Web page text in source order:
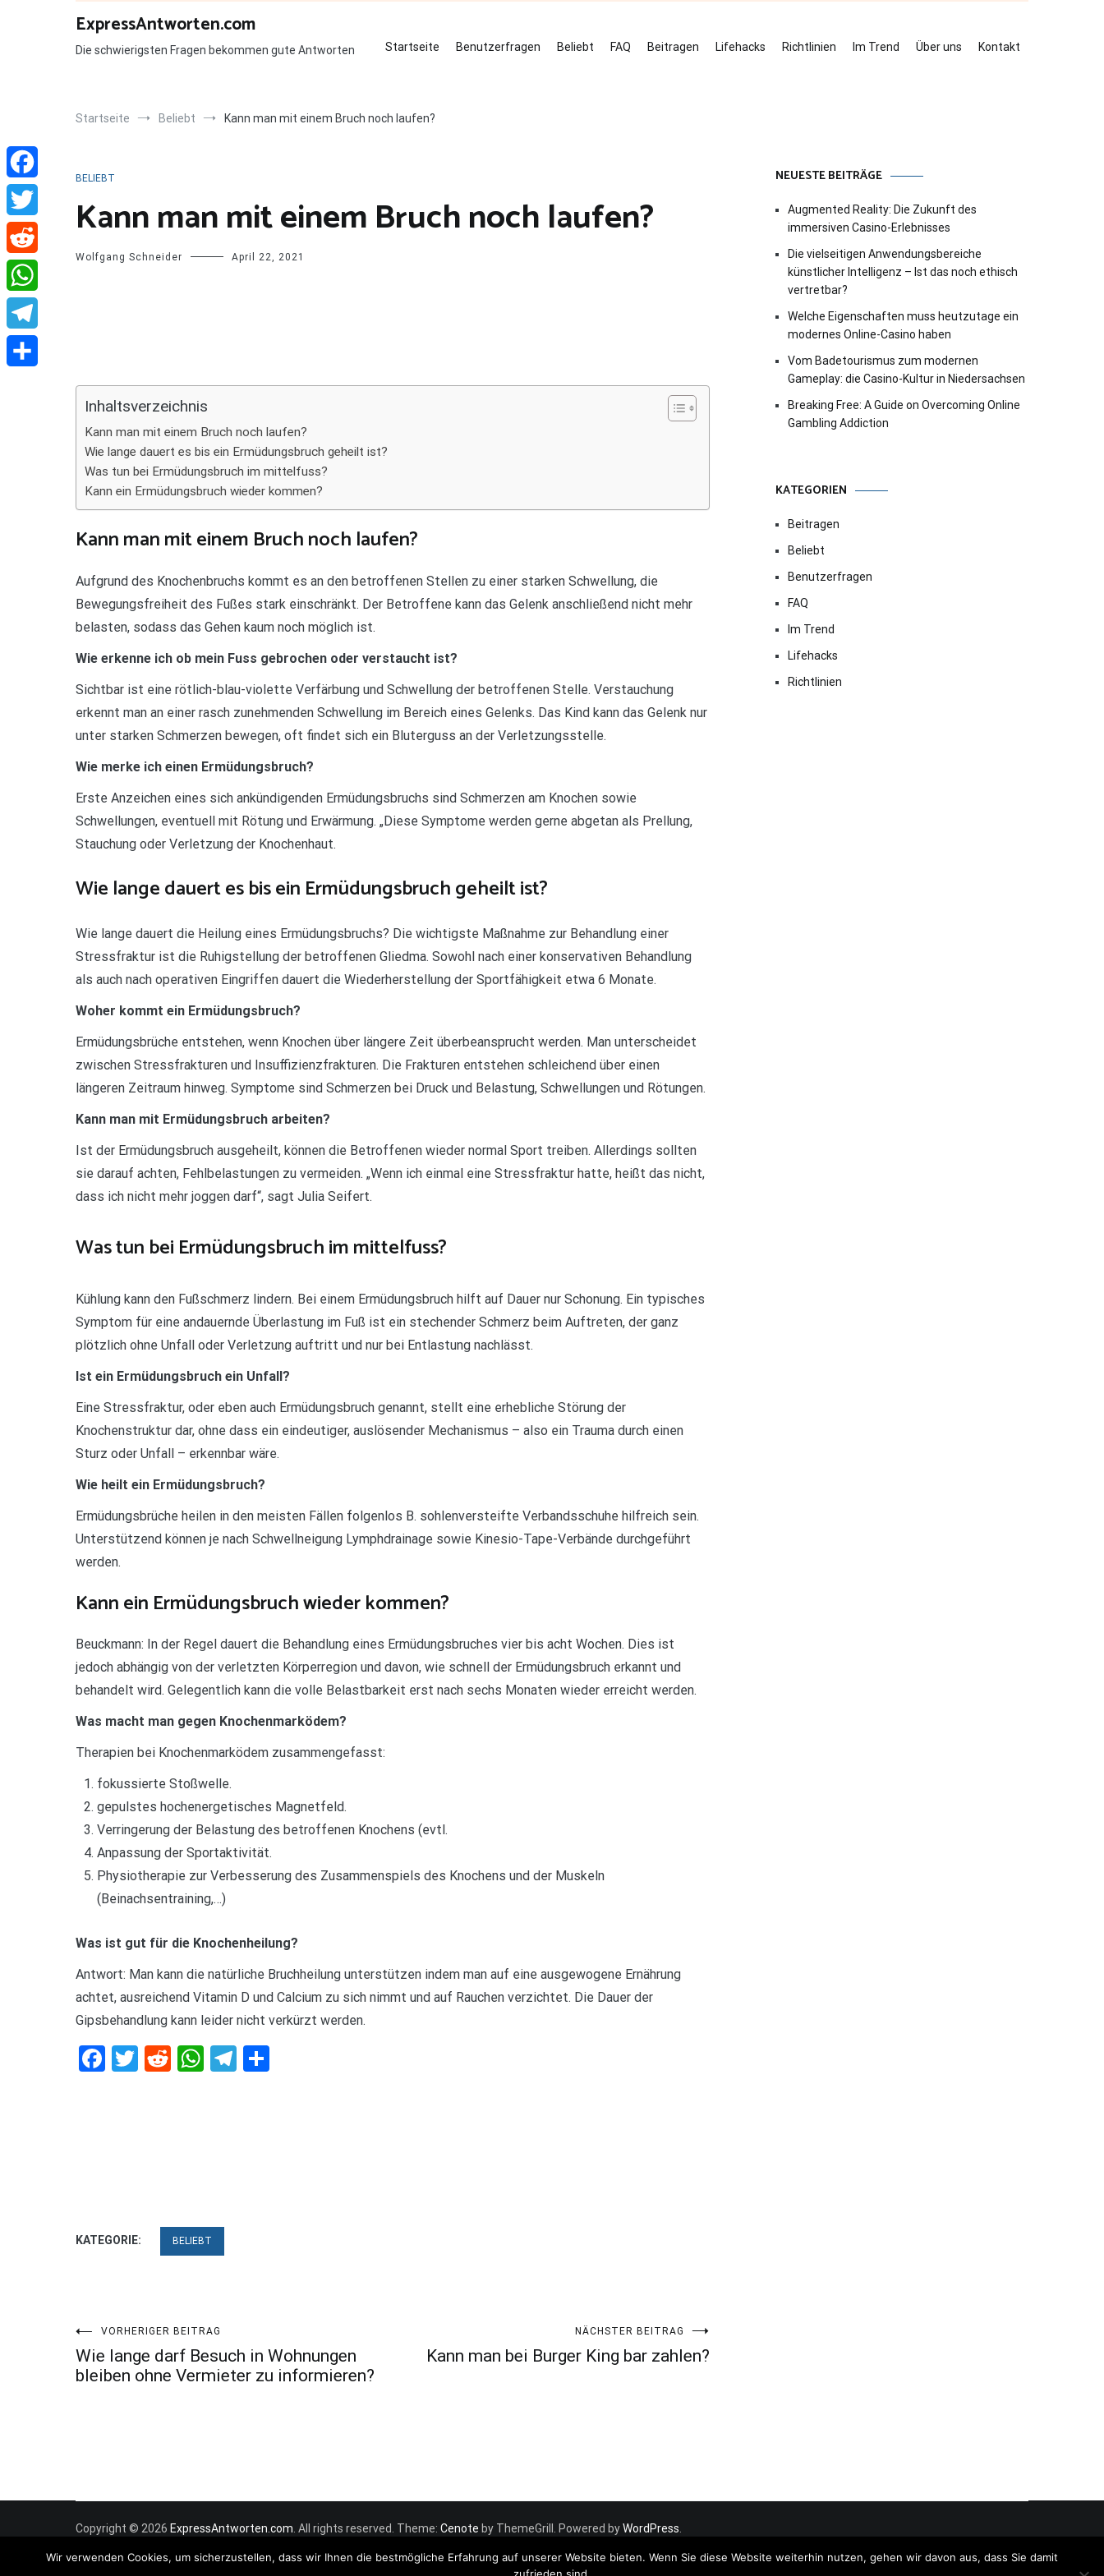
ExpressAntworten.com
Die schwierigsten Fragen bekommen gute Antworten Startseite Benutzerfragen Beliebt FAQ Beitragen Lifehacks Richtlinien Im Trend Über uns Kontakt
Startseite Beliebt Kann man mit einem Bruch noch laufen?
BELIEBT
Kann man mit einem Bruch noch laufen?
Wolfgang Schneider April 22, 2021
Inhaltsverzeichnis
Kann man mit einem Bruch noch laufen?
Wie lange dauert es bis ein Ermüdungsbruch geheilt ist?
Was tun bei Ermüdungsbruch im mittelfuss?
Kann ein Ermüdungsbruch wieder kommen?
Kann man mit einem Bruch noch laufen?
Aufgrund des Knochenbruchs kommt es an den betroffenen Stellen zu einer starken Schwellung, die
Bewegungsfreiheit des Fußes stark einschränkt. Der Betroffene kann das Gelenk anschließend nicht mehr
belasten, sodass das Gehen kaum noch möglich ist.
Wie erkenne ich ob mein Fuss gebrochen oder verstaucht ist?
Sichtbar ist eine rötlich-blau-violette Verfärbung und Schwellung der betroffenen Stelle. Verstauchung
erkennt man an einer rasch zunehmenden Schwellung im Bereich eines Gelenks. Das Kind kann das Gelenk nur
unter starken Schmerzen bewegen, oft findet sich ein Bluterguss an der Verletzungsstelle.
Wie merke ich einen Ermüdungsbruch?
Erste Anzeichen eines sich ankündigenden Ermüdungsbruchs sind Schmerzen am Knochen sowie
Schwellungen, eventuell mit Rötung und Erwärmung. „Diese Symptome werden gerne abgetan als Prellung,
Stauchung oder Verletzung der Knochenhaut.
Wie lange dauert es bis ein Ermüdungsbruch geheilt ist?
Wie lange dauert die Heilung eines Ermüdungsbruchs? Die wichtigste Maßnahme zur Behandlung einer
Stressfraktur ist die Ruhigstellung der betroffenen Gliedma. Sowohl nach einer konservativen Behandlung
als auch nach operativen Eingriffen dauert die Wiederherstellung der Sportfähigkeit etwa 6 Monate.
Woher kommt ein Ermüdungsbruch?
Ermüdungsbrüche entstehen, wenn Knochen über längere Zeit überbeansprucht werden. Man unterscheidet
zwischen Stressfrakturen und Insuffizienzfrakturen. Die Frakturen entstehen schleichend über einen
längeren Zeitraum hinweg. Symptome sind Schmerzen bei Druck und Belastung, Schwellungen und Rötungen.
Kann man mit Ermüdungsbruch arbeiten?
Ist der Ermüdungsbruch ausgeheilt, können die Betroffenen wieder normal Sport treiben. Allerdings sollten
sie darauf achten, Fehlbelastungen zu vermeiden. „Wenn ich einmal eine Stressfraktur hatte, heißt das nicht,
dass ich nicht mehr joggen darf“, sagt Julia Seifert.
Was tun bei Ermüdungsbruch im mittelfuss?
Kühlung kann den Fußschmerz lindern. Bei einem Ermüdungsbruch hilft auf Dauer nur Schonung. Ein typisches
Symptom für eine andauernde Überlastung im Fuß ist ein stechender Schmerz beim Auftreten, der ganz
plötzlich ohne Unfall oder Verletzung auftritt und nur bei Entlastung nachlässt.
Ist ein Ermüdungsbruch ein Unfall?
Eine Stressfraktur, oder eben auch Ermüdungsbruch genannt, stellt eine erhebliche Störung der
Knochenstruktur dar, ohne dass ein eindeutiger, auslösender Mechanismus – also ein Trauma durch einen
Sturz oder Unfall – erkennbar wäre.
Wie heilt ein Ermüdungsbruch?
Ermüdungsbrüche heilen in den meisten Fällen folgenlos B. sohlenversteifte Verbandsschuhe hilfreich sein.
Unterstützend können je nach Schwellneigung Lymphdrainage sowie Kinesio-Tape-Verbände durchgeführt
werden.
Kann ein Ermüdungsbruch wieder kommen?
Beuckmann: In der Regel dauert die Behandlung eines Ermüdungsbruches vier bis acht Wochen. Dies ist
jedoch abhängig von der verletzten Körperregion und davon, wie schnell der Ermüdungsbruch erkannt und
behandelt wird. Gelegentlich kann die volle Belastbarkeit erst nach sechs Monaten wieder erreicht werden.
Was macht man gegen Knochenmarködem?
Therapien bei Knochenmarködem zusammengefasst:
fokussierte Stoßwelle.
gepulstes hochenergetisches Magnetfeld.
Verringerung der Belastung des betroffenen Knochens (evtl.
Anpassung der Sportaktivität.
Physiotherapie zur Verbesserung des Zusammenspiels des Knochens und der Muskeln
(Beinachsentraining,…)
Was ist gut für die Knochenheilung?
Antwort: Man kann die natürliche Bruchheilung unterstützen indem man auf eine ausgewogene Ernährung
achtet, ausreichend Vitamin D und Calcium zu sich nimmt und auf Rauchen verzichtet. Die Dauer der
Gipsbehandlung kann leider nicht verkürzt werden.
Facebook
Twitter
RedditWhatsApp
Telegram
KATEGORIE: BELIEBT
Beitragsnavigation
VORHERIGER BEITRAG
Wie lange darf Besuch in Wohnungen
bleiben ohne Vermieter zu informieren?
NÄCHSTER BEITRAG
Kann man bei Burger King bar zahlen?
NEUESTE BEITRÄGE
Augmented Reality: Die Zukunft des
immersiven Casino-Erlebnisses
Die vielseitigen Anwendungsbereiche
künstlicher Intelligenz – Ist das noch ethisch
vertretbar?
Welche Eigenschaften muss heutzutage ein
modernes Online-Casino haben
Vom Badetourismus zum modernen
Gameplay: die Casino-Kultur in Niedersachsen
Breaking Free: A Guide on Overcoming Online
Gambling Addiction
KATEGORIEN
Beitragen
Beliebt
Benutzerfragen
FAQ
Im Trend
Lifehacks
Richtlinien
Copyright © 2026 ExpressAntworten.com . All rights reserved. Theme: Cenote by ThemeGrill. Powered byWordPress
Facebook
Twitter
Reddit
WhatsApp
Telegram
Wir verwenden Cookies, um sicherzustellen, dass wir Ihnen die bestmögliche Erfahrung auf unserer Website bieten. Wenn Sie diese Website weiterhin nutzen, gehen wir davon aus, dass Sie damit